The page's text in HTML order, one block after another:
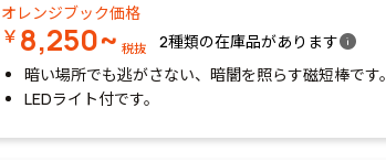
オレンジブック価格
￥ 8,250~ 税抜 2種類の在庫品がありますinfo
暗い場所でも逃がさない、暗闇を照らす磁短棒です。
LEDライト付です。